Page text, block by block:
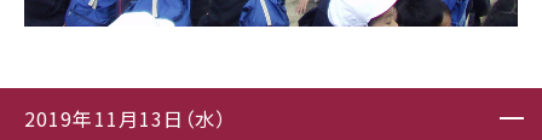
2019年11月13日（水）